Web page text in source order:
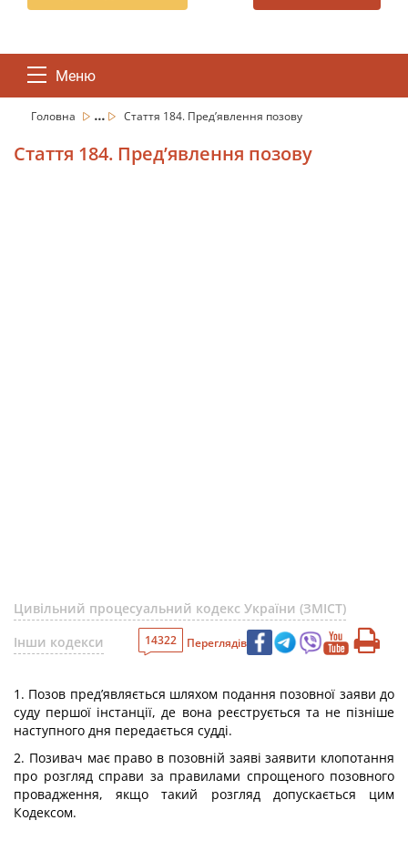
Меню
Головна ... Стаття 184. Пред’явлення позову
Стаття 184. Пред’явлення позову
Цивільний процесуальний кодекс України (ЗМІСТ)
Інши кодекси
14322 Переглядів
1. Позов пред’являється шляхом подання позовної заяви до
суду першої інстанції, де вона реєструється та не пізніше
наступного дня передається судді.
2. Позивач має право в позовній заяві заявити клопотання
про розгляд справи за правилами спрощеного позовного
провадження, якщо такий розгляд допускається цим
Кодексом.